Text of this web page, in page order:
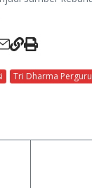
Tri Dharma